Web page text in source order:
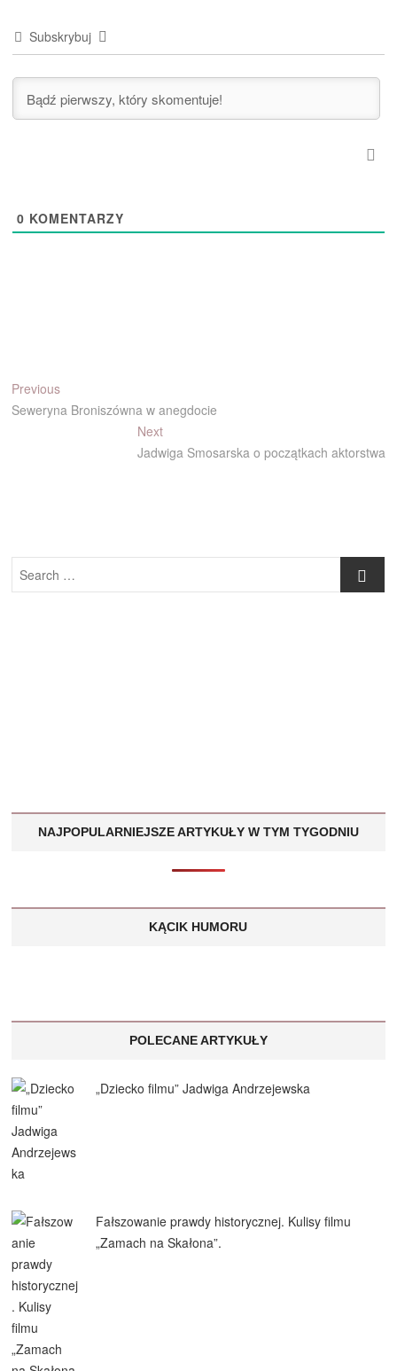
Subskrybuj
0 KOMENTARZY
Nawigacja
wpisu
PreviousPrevious
post:
Seweryna Broniszówna w anegdocie
NextNext
post:
Jadwiga Smosarska o początkach aktorstwa
Search
…
NAJPOPULARNIEJSZE ARTYKUŁY W TYM TYGODNIU
KĄCIK HUMORU
POLECANE ARTYKUŁY
„Dziecko filmu” Jadwiga Andrzejewska
Fałszowanie prawdy historycznej. Kulisy filmu
„Zamach na Skałona”.